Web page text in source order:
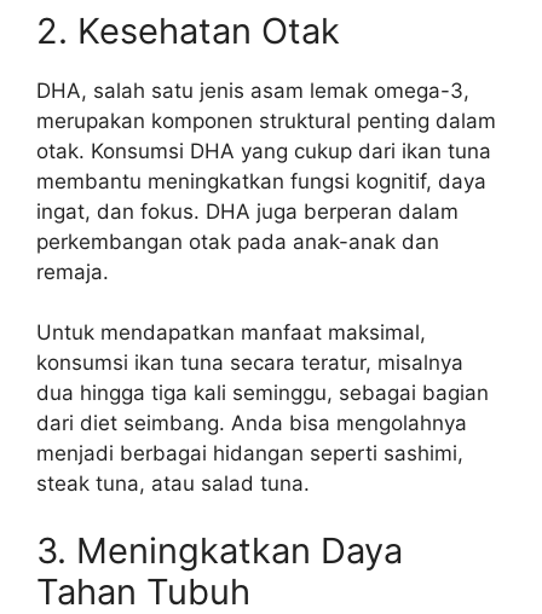
2. Kesehatan Otak
DHA, salah satu jenis asam lemak omega-3,
merupakan komponen struktural penting dalam
otak. Konsumsi DHA yang cukup dari ikan tuna
membantu meningkatkan fungsi kognitif, daya
ingat, dan fokus. DHA juga berperan dalam
perkembangan otak pada anak-anak dan
remaja.
Untuk mendapatkan manfaat maksimal,
konsumsi ikan tuna secara teratur, misalnya
dua hingga tiga kali seminggu, sebagai bagian
dari diet seimbang. Anda bisa mengolahnya
menjadi berbagai hidangan seperti sashimi,
steak tuna, atau salad tuna.
3. Meningkatkan Daya
Tahan Tubuh